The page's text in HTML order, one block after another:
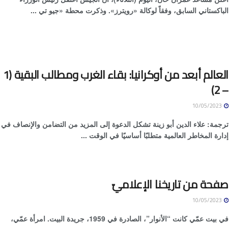
الباكستاني السابق، وفقاً لوكالة «رويترز». وذكرت محطة «جيو تي ...
العالم أبعد من أوكرانيا‏: ‏بقاء الغرب ومطالب البقية (1
– 2)‏
‏‏‏ترجمة: علاء الدين أبو زينة تشكل الدعوة إلى المزيد من التضامن والإنصاف في
إدارة المخاطر العالمية متطلبًا أساسيًا في الوقت ...
صفحة من تاريخنا الإعلاميّ
في بيت عمّي كانت “الأنوار”، الصادرة في 1959، جريدة البيت. امرأة عمّي،